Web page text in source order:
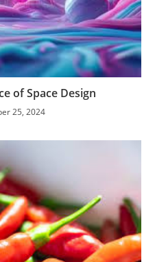
of Space Design
25, 2024